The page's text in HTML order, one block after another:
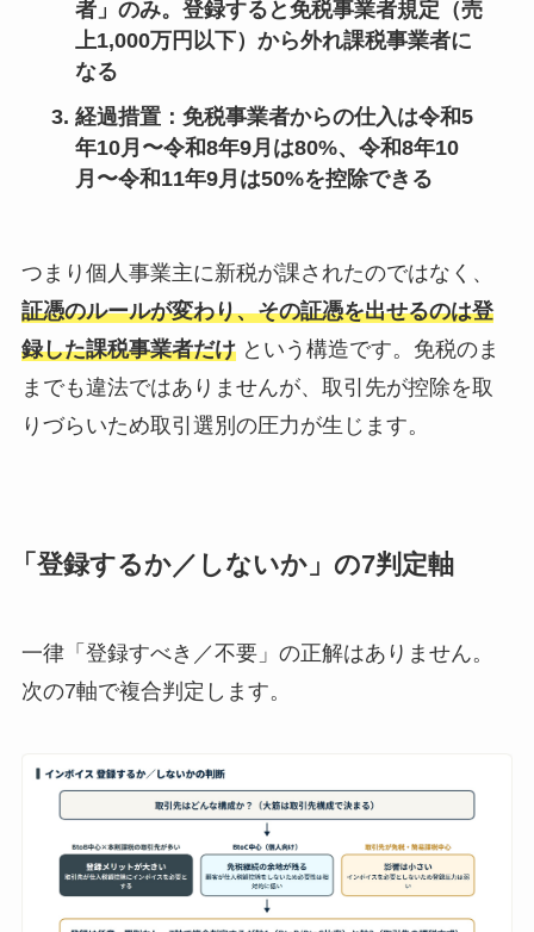
者」のみ。登録すると免税事業者規定（売
上1,000万円以下）から外れ課税事業者に
なる
経過措置：免税事業者からの仕入は令和5
年10月〜令和8年9月は80%、令和8年10
月〜令和11年9月は50%を控除できる
つまり個人事業主に新税が課されたのではなく、
証憑のルールが変わり、その証憑を出せるのは登
録した課税事業者だけという構造です。免税のま
までも違法ではありませんが、取引先が控除を取
りづらいため取引選別の圧力が生じます。
「登録するか／しないか」の7判定軸
一律「登録すべき／不要」の正解はありません。
次の7軸で複合判定します。